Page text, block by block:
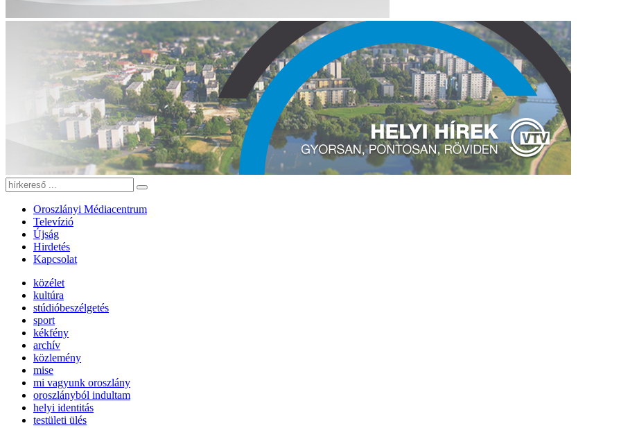
Oroszlányi Médiacentrum
Televízió
Újság
Hirdetés
Kapcsolat
közélet
kultúra
stúdióbeszélgetés
sport
kékfény
archív
közlemény
mise
mi vagyunk oroszlány
oroszlányból indultam
helyi identitás
testületi ülés